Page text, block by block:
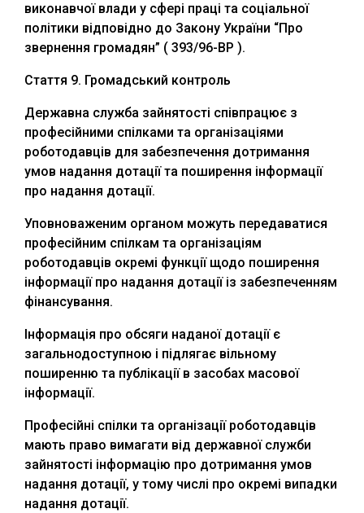
виконавчої влади у сфері праці та соціальної
політики відповідно до Закону України “Про
звернення громадян” ( 393/96-ВР ).
Стаття 9. Громадський контроль
Державна служба зайнятості співпрацює з
професійними спілками та організаціями
роботодавців для забезпечення дотримання
умов надання дотації та поширення інформації
про надання дотації.
Уповноваженим органом можуть передаватися
професійним спілкам та організаціям
роботодавців окремі функції щодо поширення
інформації про надання дотації із забезпеченням
фінансування.
Інформація про обсяги наданої дотації є
загальнодоступною і підлягає вільному
поширенню та публікації в засобах масової
інформації.
Професійні спілки та організації роботодавців
мають право вимагати від державної служби
зайнятості інформацію про дотримання умов
надання дотації, у тому числі про окремі випадки
надання дотації.